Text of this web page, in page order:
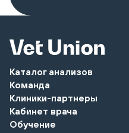
Каталог анализов
Команда
Клиники-партнеры
Кабинет врача
Обучение